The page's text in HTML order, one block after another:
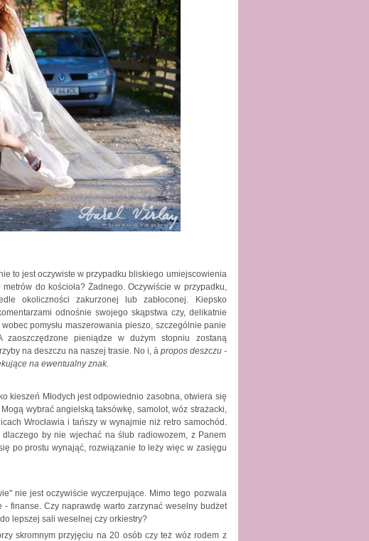
to jest oczywiste w przypadku bliskiego umiejscowienia
do kościoła? Żadnego. Oczywiście w przypadku,
okoliczności zakurzonej lub zabłoconej. Kiepsko
odnośnie swojego skąpstwa czy, delikatnie
pomysłu maszerowania pieszo, szczególnie panie
pieniądze w dużym stopniu zostaną
na deszczu na naszej trasie. No i, à propos deszczu -
na ewentualny znak.
kieszeń Młodych jest odpowiednio zasobna, otwiera się
wybrać angielską taksówkę, samolot, wóz strażacki,
Wrocławia i tańszy w wynajmie niż retro samochód.
by nie wjechać na ślub radiowozem, z Panem
po prostu wynająć, rozwiązanie to leży więc w zasięgu
nie jest oczywiście wyczerpujące. Mimo tego pozwala
finanse. Czy naprawdę warto zarzynać weselny budżet
lepszej sali weselnej czy orkiestry?
skromnym przyjęciu na 20 osób czy też wóz rodem z